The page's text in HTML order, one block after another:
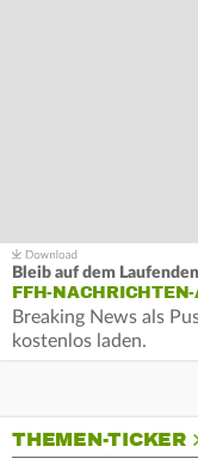
Bleib auf dem Laufenden
FFH-NACHRICHTEN-
Breaking News als
kostenlos laden.
THEMEN-TICKER